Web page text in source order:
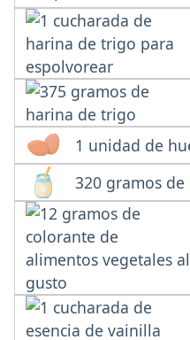
1 unidad de
320 gramos de